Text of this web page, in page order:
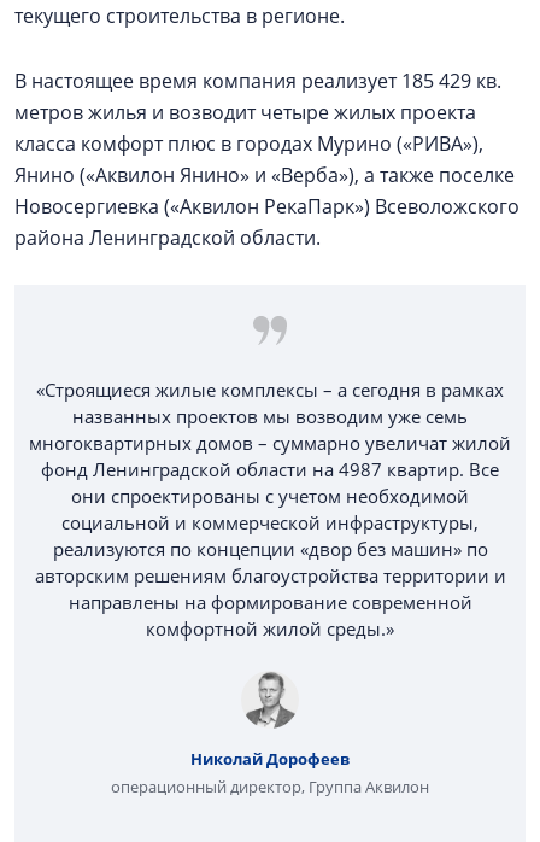
текущего строительства в регионе.
В настоящее время компания реализует 185 429 кв.
метров жилья и возводит четыре жилых проекта
класса комфорт плюс в городах Мурино («РИВА»),
Янино («Аквилон Янино» и «Верба»), а также поселке
Новосергиевка («Аквилон РекаПарк») Всеволожского
района Ленинградской области.
«Строящиеся жилые комплексы – а сегодня в рамках
названных проектов мы возводим уже семь
многоквартирных домов – суммарно увеличат жилой
фонд Ленинградской области на 4987 квартир. Все
они спроектированы с учетом необходимой
социальной и коммерческой инфраструктуры,
реализуются по концепции «двор без машин» по
авторским решениям благоустройства территории и
направлены на формирование современной
комфортной жилой среды.»
Николай Дорофеев
операционный директор, Группа Аквилон